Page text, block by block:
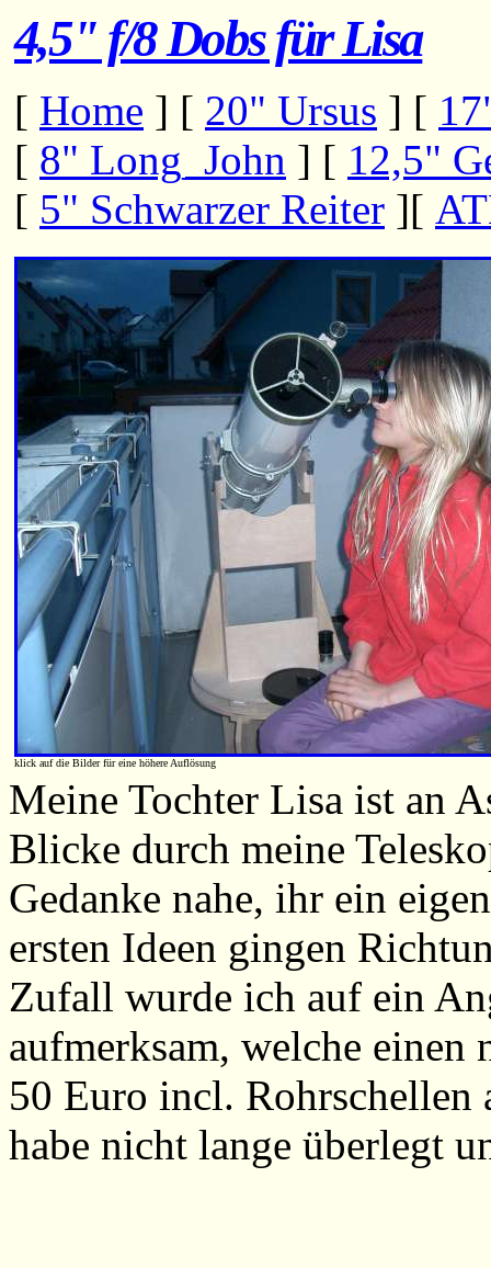
4,5" f/8 Dobs für Lisa
[ Home ] [ 20" Ursus ] [
[ 8" Long_John ] [ 12,5"
[ 5" Schwarzer Reiter ][
klick auf die Bilder für eine höhere Auflösung
Meine Tochter Lisa ist an
Blicke durch meine
Gedanke nahe, ihr ein
ersten Ideen gingen
Zufall wurde ich auf ein
aufmerksam, welche
50 Euro incl. Rohrschellen
habe nicht lange überlegt